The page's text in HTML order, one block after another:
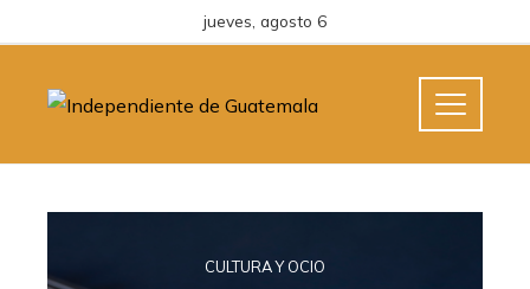
jueves, agosto 6
CULTURA Y OCIO